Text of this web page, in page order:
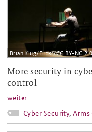
Brian Klug/Flickr/CC BY-NC 2.0
More security in
control
weiter
Cyber Security,Arms